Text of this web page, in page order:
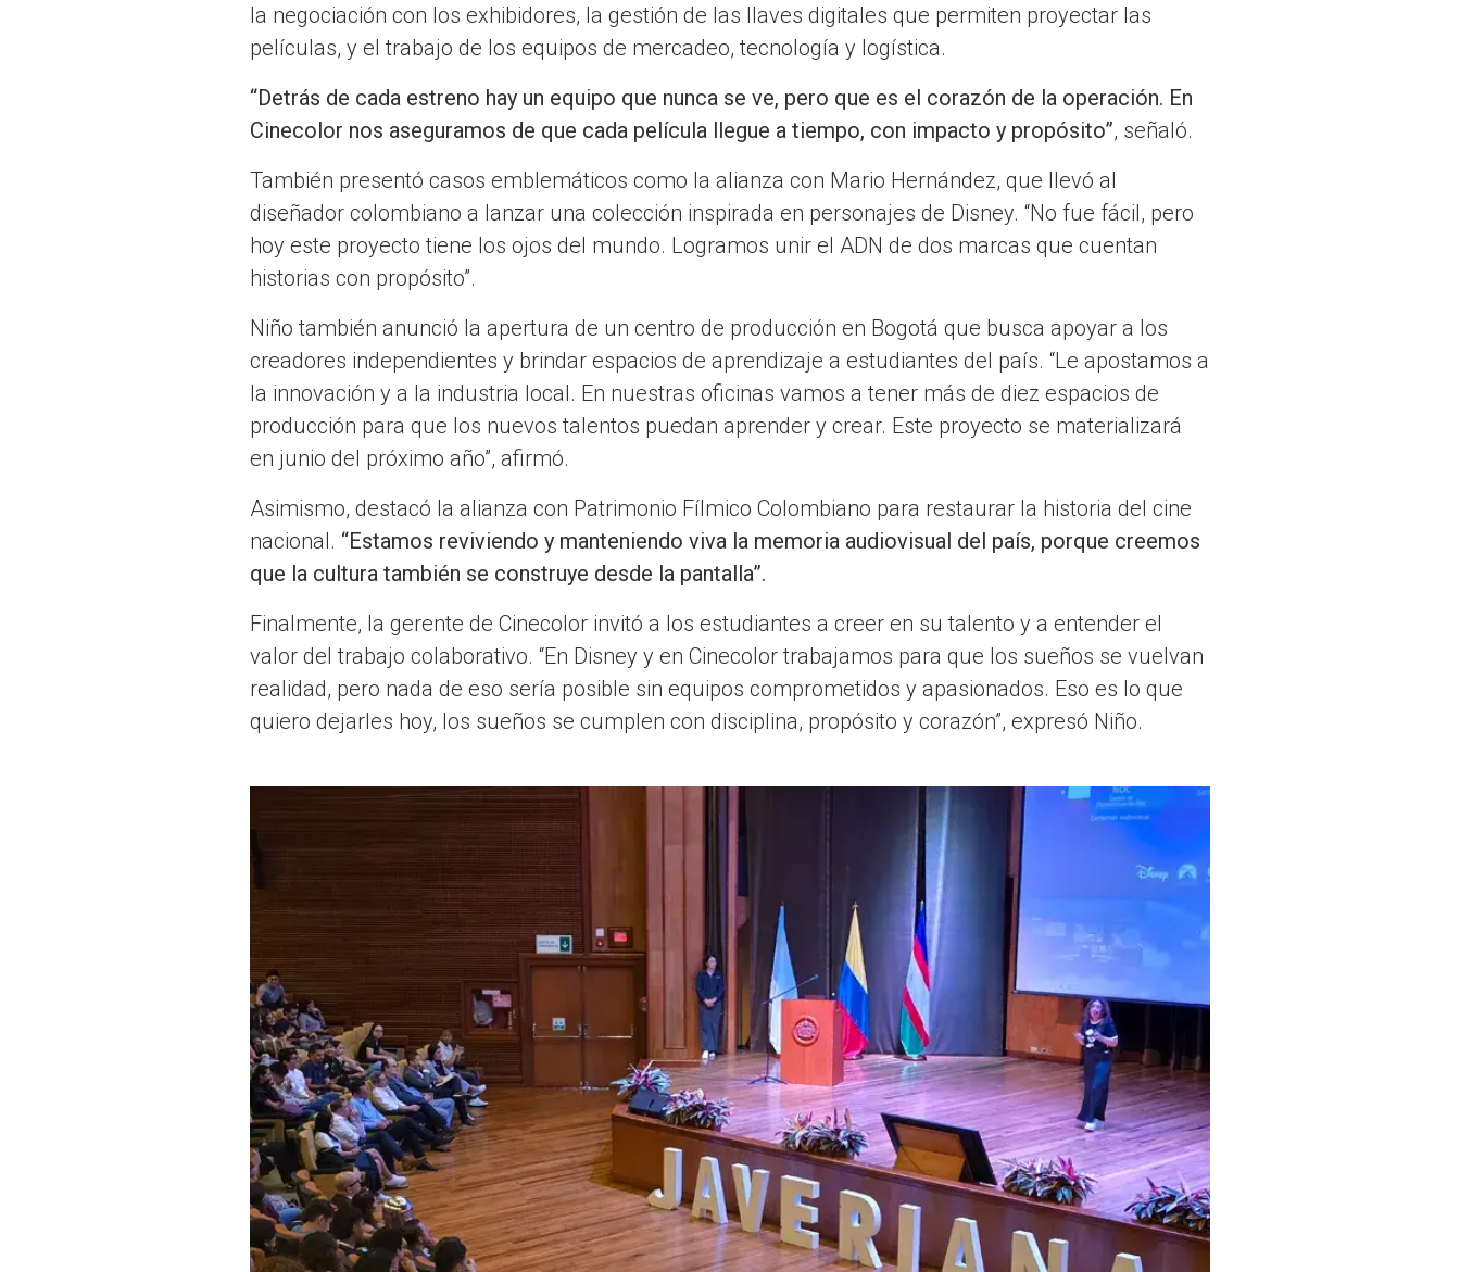
la negociación con los exhibidores, la gestión de las llaves digitales que permiten proyectar las
películas, y el trabajo de los equipos de mercadeo, tecnología y logística.
“Detrás de cada estreno hay un equipo que nunca se ve, pero que es el corazón de la operación. En
Cinecolor nos aseguramos de que cada película llegue a tiempo, con impacto y propósito”, señaló.
También presentó casos emblemáticos como la alianza con Mario Hernández, que llevó al
diseñador colombiano a lanzar una colección inspirada en personajes de Disney. “No fue fácil, pero
hoy este proyecto tiene los ojos del mundo. Logramos unir el ADN de dos marcas que cuentan
historias con propósito”.
Niño también anunció la apertura de un centro de producción en Bogotá que busca apoyar a los
creadores independientes y brindar espacios de aprendizaje a estudiantes del país. “Le apostamos a
la innovación y a la industria local. En nuestras oficinas vamos a tener más de diez espacios de
producción para que los nuevos talentos puedan aprender y crear. Este proyecto se materializará
en junio del próximo año”, afirmó.
Asimismo, destacó la alianza con Patrimonio Fílmico Colombiano para restaurar la historia del cine
nacional. “Estamos reviviendo y manteniendo viva la memoria audiovisual del país, porque creemos
que la cultura también se construye desde la pantalla”.
Finalmente, la gerente de Cinecolor invitó a los estudiantes a creer en su talento y a entender el
valor del trabajo colaborativo. “En Disney y en Cinecolor trabajamos para que los sueños se vuelvan
realidad, pero nada de eso sería posible sin equipos comprometidos y apasionados. Eso es lo que
quiero dejarles hoy, los sueños se cumplen con disciplina, propósito y corazón”, expresó Niño.